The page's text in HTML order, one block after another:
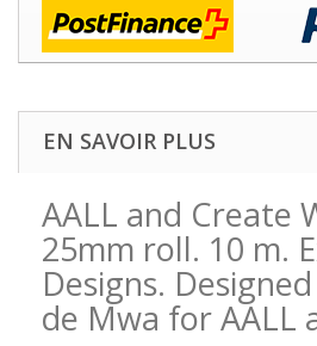
EN SAVOIR PLUS
AALL and Create
25mm roll. 10 m.
Designs.
de Mwa for AALL